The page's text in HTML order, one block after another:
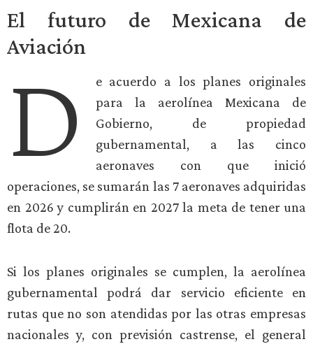
El futuro de Mexicana de
Aviación
D
e acuerdo a los planes originales
para la aerolínea Mexicana de
Gobierno, de propiedad
gubernamental, a las cinco
aeronaves con que inició
operaciones, se sumarán las 7 aeronaves adquiridas
en 2026 y cumplirán en 2027 la meta de tener una
flota de 20.
Si los planes originales se cumplen, la aerolínea
gubernamental podrá dar servicio eficiente en
rutas que no son atendidas por las otras empresas
nacionales y, con previsión castrense, el general